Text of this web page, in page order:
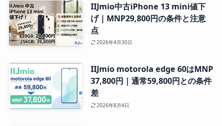
IIJmio中古iPhone 13 mini値下
げ｜MNP29,800円の条件と注意
点
2026年4月30日
IIJmio motorola edge 60はMNP
37,800円｜通常59,800円との条件
差
2026年8月4日